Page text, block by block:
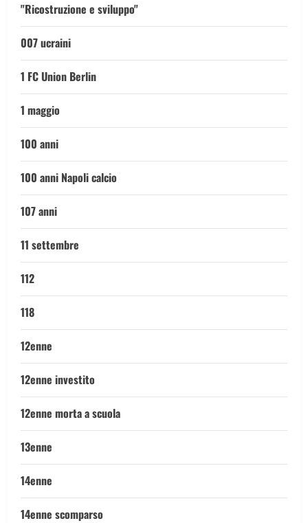
"Ricostruzione e sviluppo"
007 ucraini
1 FC Union Berlin
1 maggio
100 anni
100 anni Napoli calcio
107 anni
11 settembre
112
118
12enne
12enne investito
12enne morta a scuola
13enne
14enne
14enne scomparso